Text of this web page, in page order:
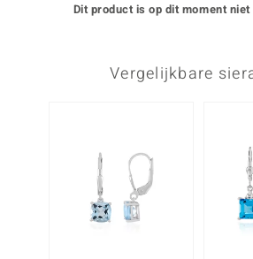
Dit product is op dit moment
Vergelijkbare